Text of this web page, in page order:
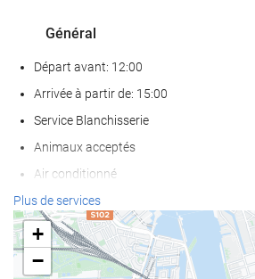
Général
Départ avant: 12:00
Arrivée à partir de: 15:00
Service Blanchisserie
Animaux acceptés
Air conditionné
Chauffage
Ascenseur
Accès personnes à mobilité réduite
Plus de services
+
−